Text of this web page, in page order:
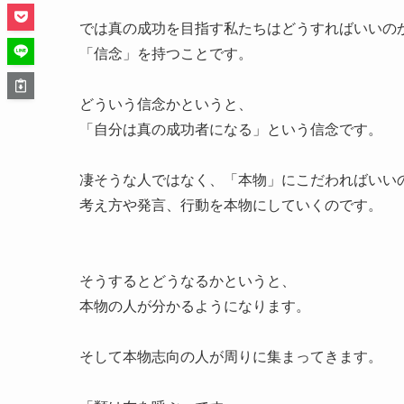
では真の成功を目指す私たちはどうすればいいの
「信念」を持つことです。
どういう信念かというと、
「自分は真の成功者になる」という信念です。
凄そうな人ではなく、「本物」にこだわればいい
考え方や発言、行動を本物にしていくのです。
そうするとどうなるかというと、
本物の人が分かるようになります。
そして本物志向の人が周りに集まってきます。